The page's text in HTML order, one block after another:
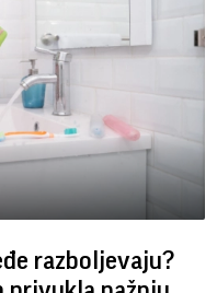
razboljevaju?